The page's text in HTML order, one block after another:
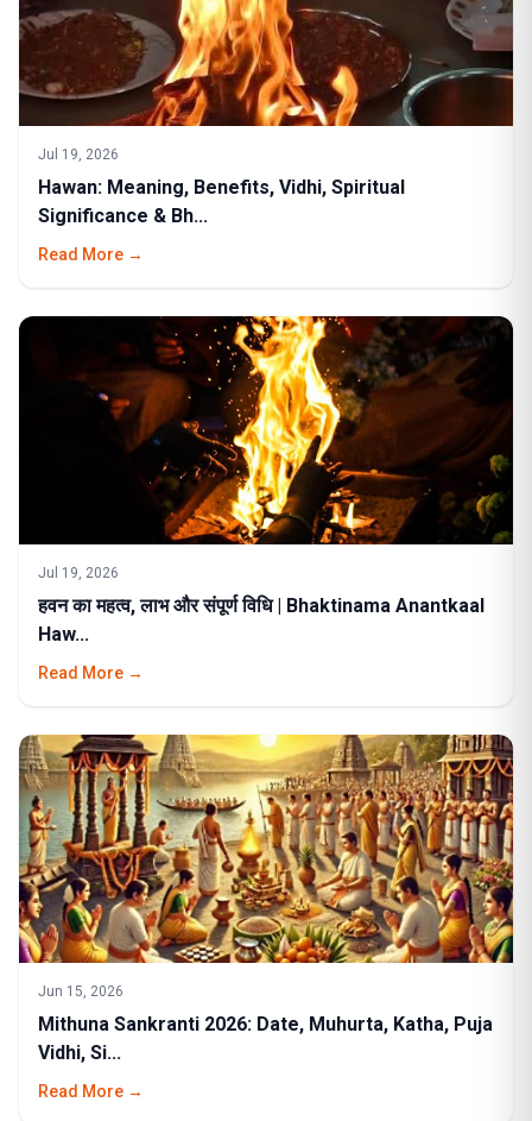
Jul 19, 2026
Hawan: Meaning, Benefits, Vidhi, Spiritual
Significance & Bh...
Read More →
Jul 19, 2026
हवन का महत्व, लाभ और संपूर्ण विधि | Bhaktinama Anantkaal
Haw...
Read More →
Jun 15, 2026
Mithuna Sankranti 2026: Date, Muhurta, Katha, Puja
Vidhi, Si...
Read More →